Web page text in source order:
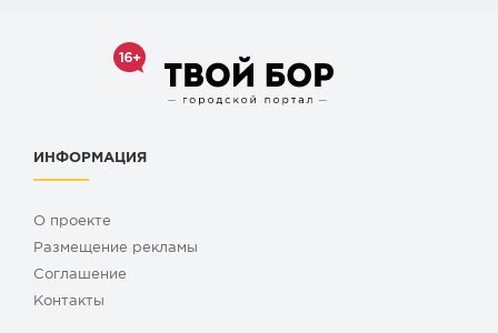
ИНФОРМАЦИЯ
О проекте
Размещение рекламы
Cоглашение
Контакты